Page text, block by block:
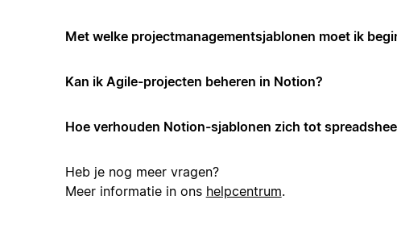
Met welke projectmanagementsjablonen moet ik
Kan ik Agile-projecten beheren in Notion?
Hoe verhouden Notion-sjablonen zich tot
Heb je nog meer vragen?
Meer informatie in ons helpcentrum.